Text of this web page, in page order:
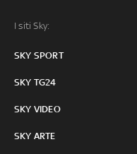
I siti Sky:
SKY SPORT
SKY TG24
SKY VIDEO
SKY ARTE